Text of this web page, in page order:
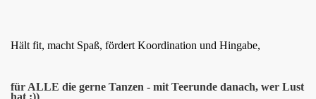
Hält fit, macht Spaß, fördert Koordination und Hingabe,
für ALLE die gerne Tanzen - mit Teerunde danach, wer Lust
hat :))